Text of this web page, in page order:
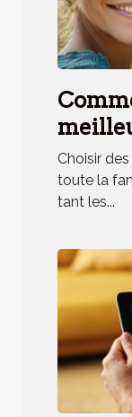
Choisir
toute la
tant les...